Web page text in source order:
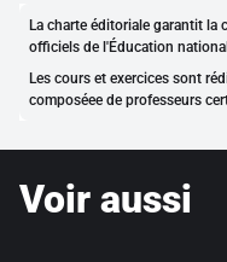
La charte éditoriale garantit
officiels de l'Éducation
Les cours et exercices sont
composéee de professeurs
Voir aussi